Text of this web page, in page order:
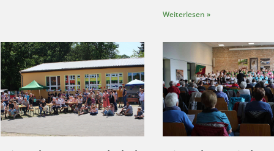
Weiterlesen »